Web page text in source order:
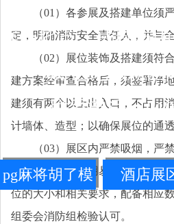
展会地点：成都市
城/世纪城新国
联系电话：
pg麻将胡了模
拟器链接
酒店展
（01）各参展及搭建单位
定，明确消防安全责任人，并与
（02）展位装饰及搭建须
建方案经审查合格后，须签署净
建须有两个以上出入口，不占用
计墙体、造型；以确保展位的通
（03）展区内严禁吸烟，
燃材料，严禁使用易燃、有毒、
位的大小和相关要求，配备相应
组委会消防组检验认可。